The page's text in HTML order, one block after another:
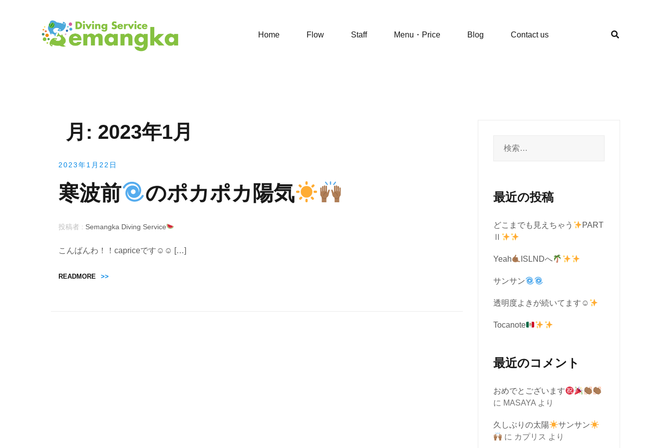
Home Flow Staff Menu・Price Blog Contact us
月: 2023年1月
2023年1月22日
寒波前 のポカポカ陽気
投稿者 : Semangka Diving Service
こんばんわ！！capriceです☺︎☺︎ […]
READMORE >>
最近の投稿
どこまでも見えちゃう
PART
Ⅱ
Yeah ISLNDへ
サンサン
透明度よきが続いてます☺︎
Tocanote
最近のコメント
おめでとございます
に MASAYA より
久しぶりの太陽
サンサン
に カプリス より